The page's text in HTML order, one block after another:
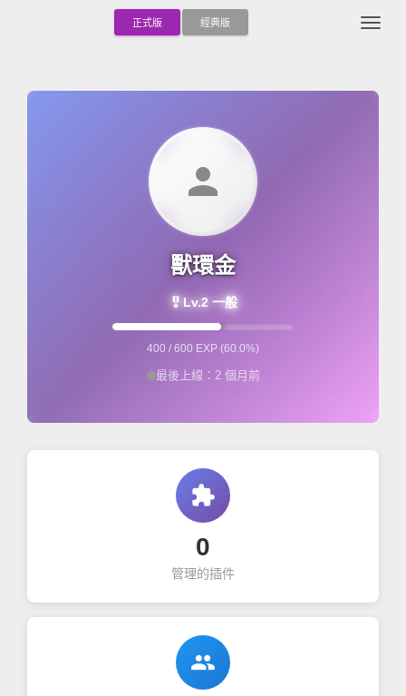
正式版 經典版
person
獸環金
military_tech Lv.2 一般
400 / 600 EXP (60.0%)
最後上線：2 個月前
extension
0
管理的插件
group